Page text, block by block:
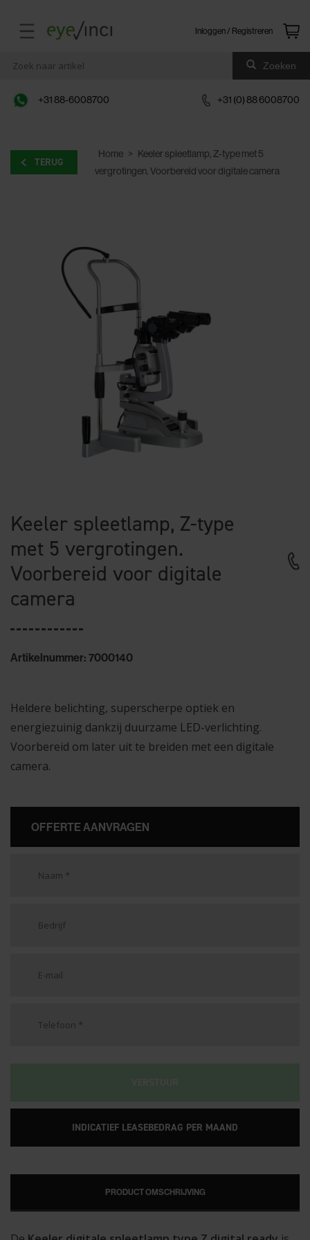
Inloggen / Registreren
Zoeken
+31 88-6008700 +31 (0) 88 6008700
TERUG
Home > Keeler spleetlamp, Z-type met 5
vergrotingen. Voorbereid voor digitale camera
Keeler spleetlamp, Z-type
met 5 vergrotingen.
Voorbereid voor digitale
camera
Artikelnummer: 7000140
Heldere belichting, superscherpe optiek en
energiezuinig dankzij duurzame LED-verlichting.
Voorbereid om later uit te breiden met een digitale
camera.
OFFERTE AANVRAGEN
INDICATIEF LEASEBEDRAG PER MAAND
PRODUCT OMSCHRIJVING